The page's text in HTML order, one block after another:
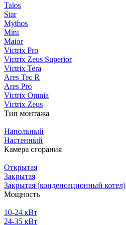
Talos
Star
Mythos
Mini
Maior
Victrix Pro
Victrix Zeus Superior
Victrix Tera
Ares Tec R
Ares Pro
Victrix Omnia
Victrix Zeus
Тип монтажа
Напольный
Настенный
Камера сгорания
Открытая
Закрытая
Закрытая (конденсационный котел)
Мощность
10-24 кВт
24-35 кВт